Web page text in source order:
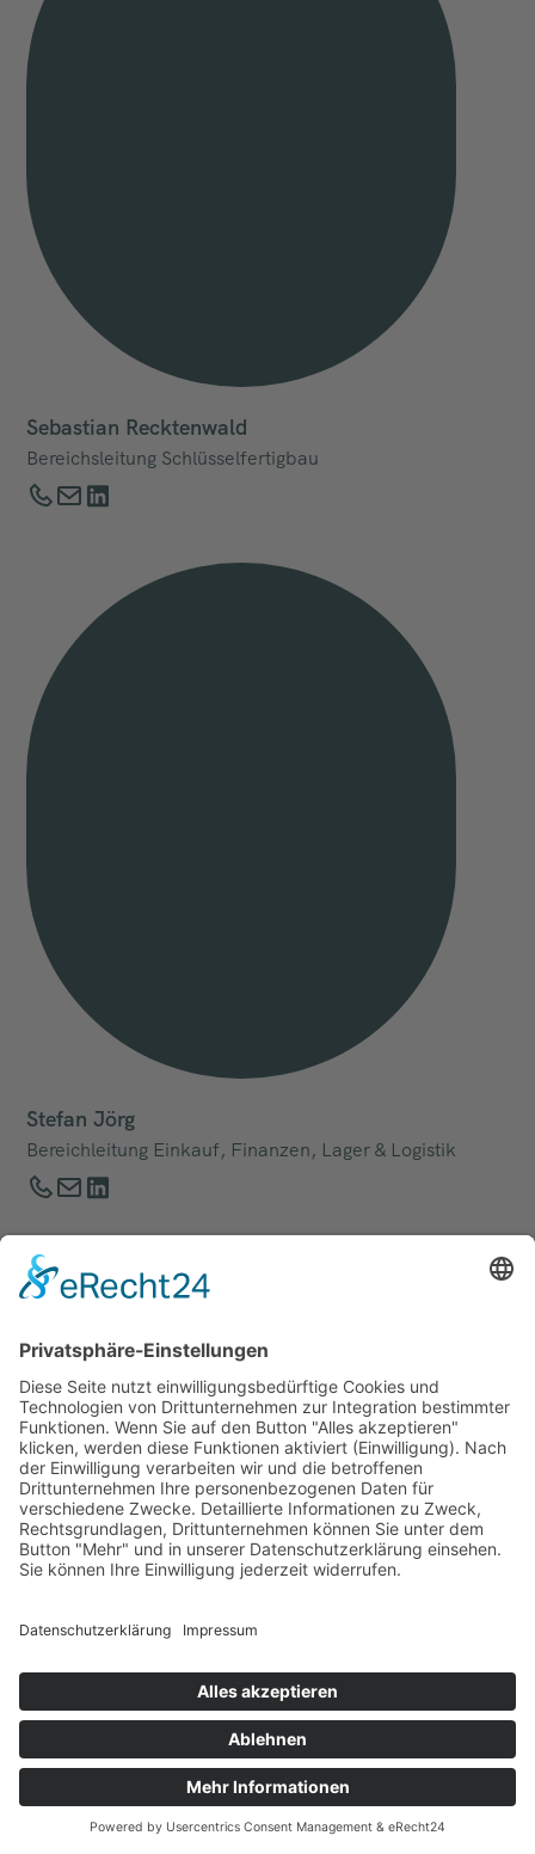
Sebastian Recktenwald
Bereichsleitung Schlüsselfertigbau
Stefan Jörg
Bereichleitung Einkauf, Finanzen, Lager & Logistik
Stefan Petzold
Bauleitung Rohbau